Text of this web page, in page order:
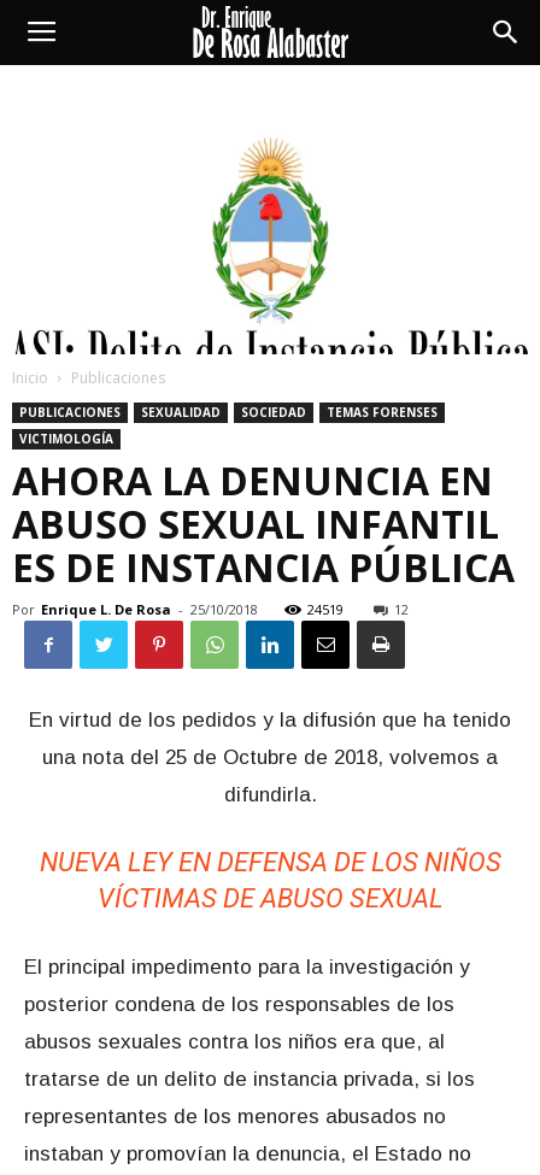
Enrique
Alabaster
Inicio Publicaciones
PUBLICACIONES SEXUALIDAD SOCIEDAD
TEMAS FORENSES
VICTIMOLOGÍA
AHORA LA DENUNCIA EN
ABUSO SEXUAL INFANTIL
ES DE INSTANCIA PÚBLICA
Por Enrique L. De Rosa - 25/10/2018 24519 12
En virtud de los pedidos y la difusión que ha tenido
una nota del 25 de Octubre de 2018, volvemos a
difundirla.
NUEVA LEY EN DEFENSA DE LOS NIÑOS
VÍCTIMAS DE ABUSO SEXUAL
El principal impedimento para la investigación y
posterior condena de los responsables de los
abusos sexuales contra los niños era que, al
tratarse de un delito de instancia privada, si los
representantes de los menores abusados no
instaban y promovían la denuncia, el Estado no